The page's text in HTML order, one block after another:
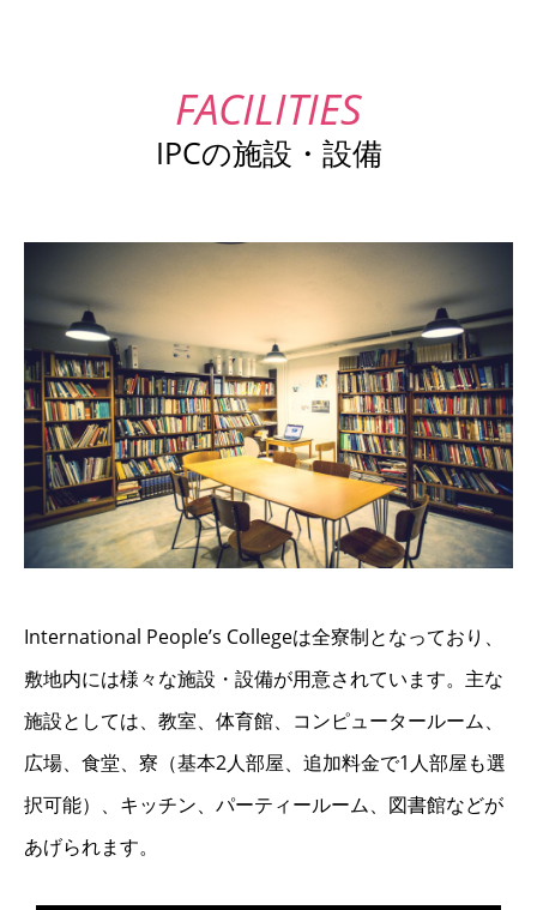
IPCの施設・設備
International People’s Collegeは全寮制となっており、
敷地内には様々な施設・設備が用意されています。主な
施設としては、教室、体育館、コンピュータールーム、
広場、食堂、寮（基本2人部屋、追加料金で1人部屋も選
択可能）、キッチン、パーティールーム、図書館などが
あげられます。